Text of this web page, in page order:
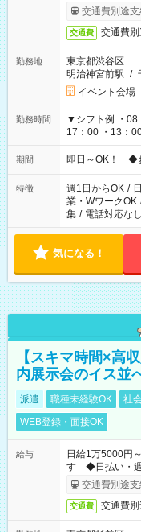
も異なります
交通費別途支
交通費 交通費
勤務地
東京都渋谷区
明治神宮前駅 /
イベント会場
勤務時間
▼シフト例 ・08
17：00 ・13：00～
仕事により勤務
期間 即日～OK！ ◆
特徴 週1日からOK /
業・WワークOK
集 / 電話対応なし
気になる！
【スキマ時間×高
内展示会のイス並
派遣 職種未経験OK 社
WEB登録・面接OK
給与
日給1万5000円
す ◆日払い・週
も異なります
交通費別途支
交通費 交通費